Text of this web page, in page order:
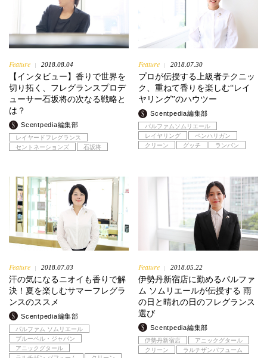
Feature 2018.08.04
【インタビュー】香りで世界を
切り拓く、フレグランスプロデ
ューサー石坂将の次なる戦略と
は？
Scentpedia編集部
レイヤードフレグランス
セントネーションズ
石坂将
Feature 2018.07.30
プロが伝授する上級者テクニッ
ク、重ねて香りを楽しむ“レイ
ヤリング”のハウツー
Scentpedia編集部
パルファムソムリエール
レイヤリング
ペンハリガン
クリーン
グッチ ランバン
Feature 2018.07.03
汗の気になるニオイも香りで解
決！夏を楽しむサマーフレグラ
ンスのススメ
Scentpedia編集部
パルファム ソムリエール
ブルーベル・ジャパン
アニックグタール
Feature 2018.05.22
伊勢丹新宿店に勤めるパルファ
ム ソムリエールが伝授する 雨
の日と晴れの日のフレグランス
選び
Scentpedia編集部
伊勢丹新宿店
アニックグタール
クリーン
ラルチザンパフューム